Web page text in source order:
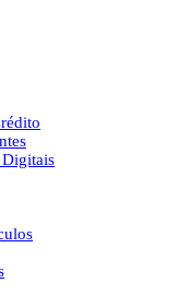
Digitais